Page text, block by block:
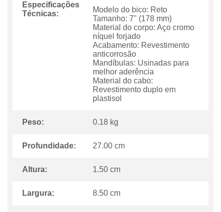
Especificações
Técnicas:
Modelo do bico: Reto
Tamanho: 7" (178 mm)
Material do corpo: Aço cromo
níquel forjado
Acabamento: Revestimento
anticorrosão
Mandíbulas: Usinadas para
melhor aderência
Material do cabo:
Revestimento duplo em
plastisol
Peso: 0.18 kg
Profundidade: 27.00 cm
Altura: 1.50 cm
Largura: 8.50 cm